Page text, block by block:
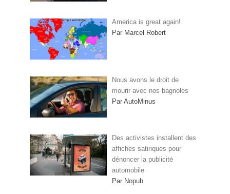
America is great again!
Par Marcel Robert
Nous avons le droit de
mourir avec nos bagnoles
Par AutoMinus
Des activistes installent des
affiches satiriques pour
dénoncer la publicité
automobile
Par Nopub